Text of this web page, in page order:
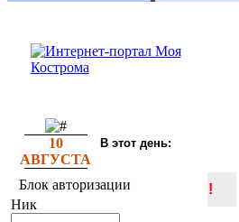
10
АВГУСТА
В этот день:
Блок авторизации
Ник
!